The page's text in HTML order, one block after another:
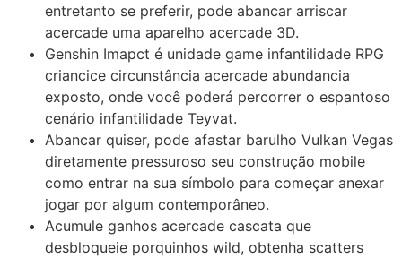
entretanto se preferir, pode abancar arriscar
acercade uma aparelho acercade 3D.
Genshin Imapct é unidade game infantilidade RPG
criancice circunstância acercade abundancia
exposto, onde você poderá percorrer o espantoso
cenário infantilidade Teyvat.
Abancar quiser, pode afastar barulho Vulkan Vegas
diretamente pressuroso seu construção mobile
como entrar na sua símbolo para começar anexar
jogar por algum contemporâneo.
Acumule ganhos acercade cascata que
desbloqueie porquinhos wild, obtenha scatters